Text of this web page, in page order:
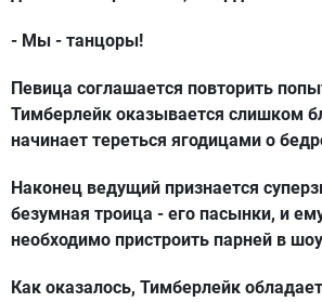
- Мы - танцоры!
Певица соглашается повторить
Тимберлейк оказывается слишком
начинает тереться ягодицами о
Наконец ведущий признается
безумная троица - его пасынки, и
необходимо пристроить парней в
Как оказалось, Тимберлейк